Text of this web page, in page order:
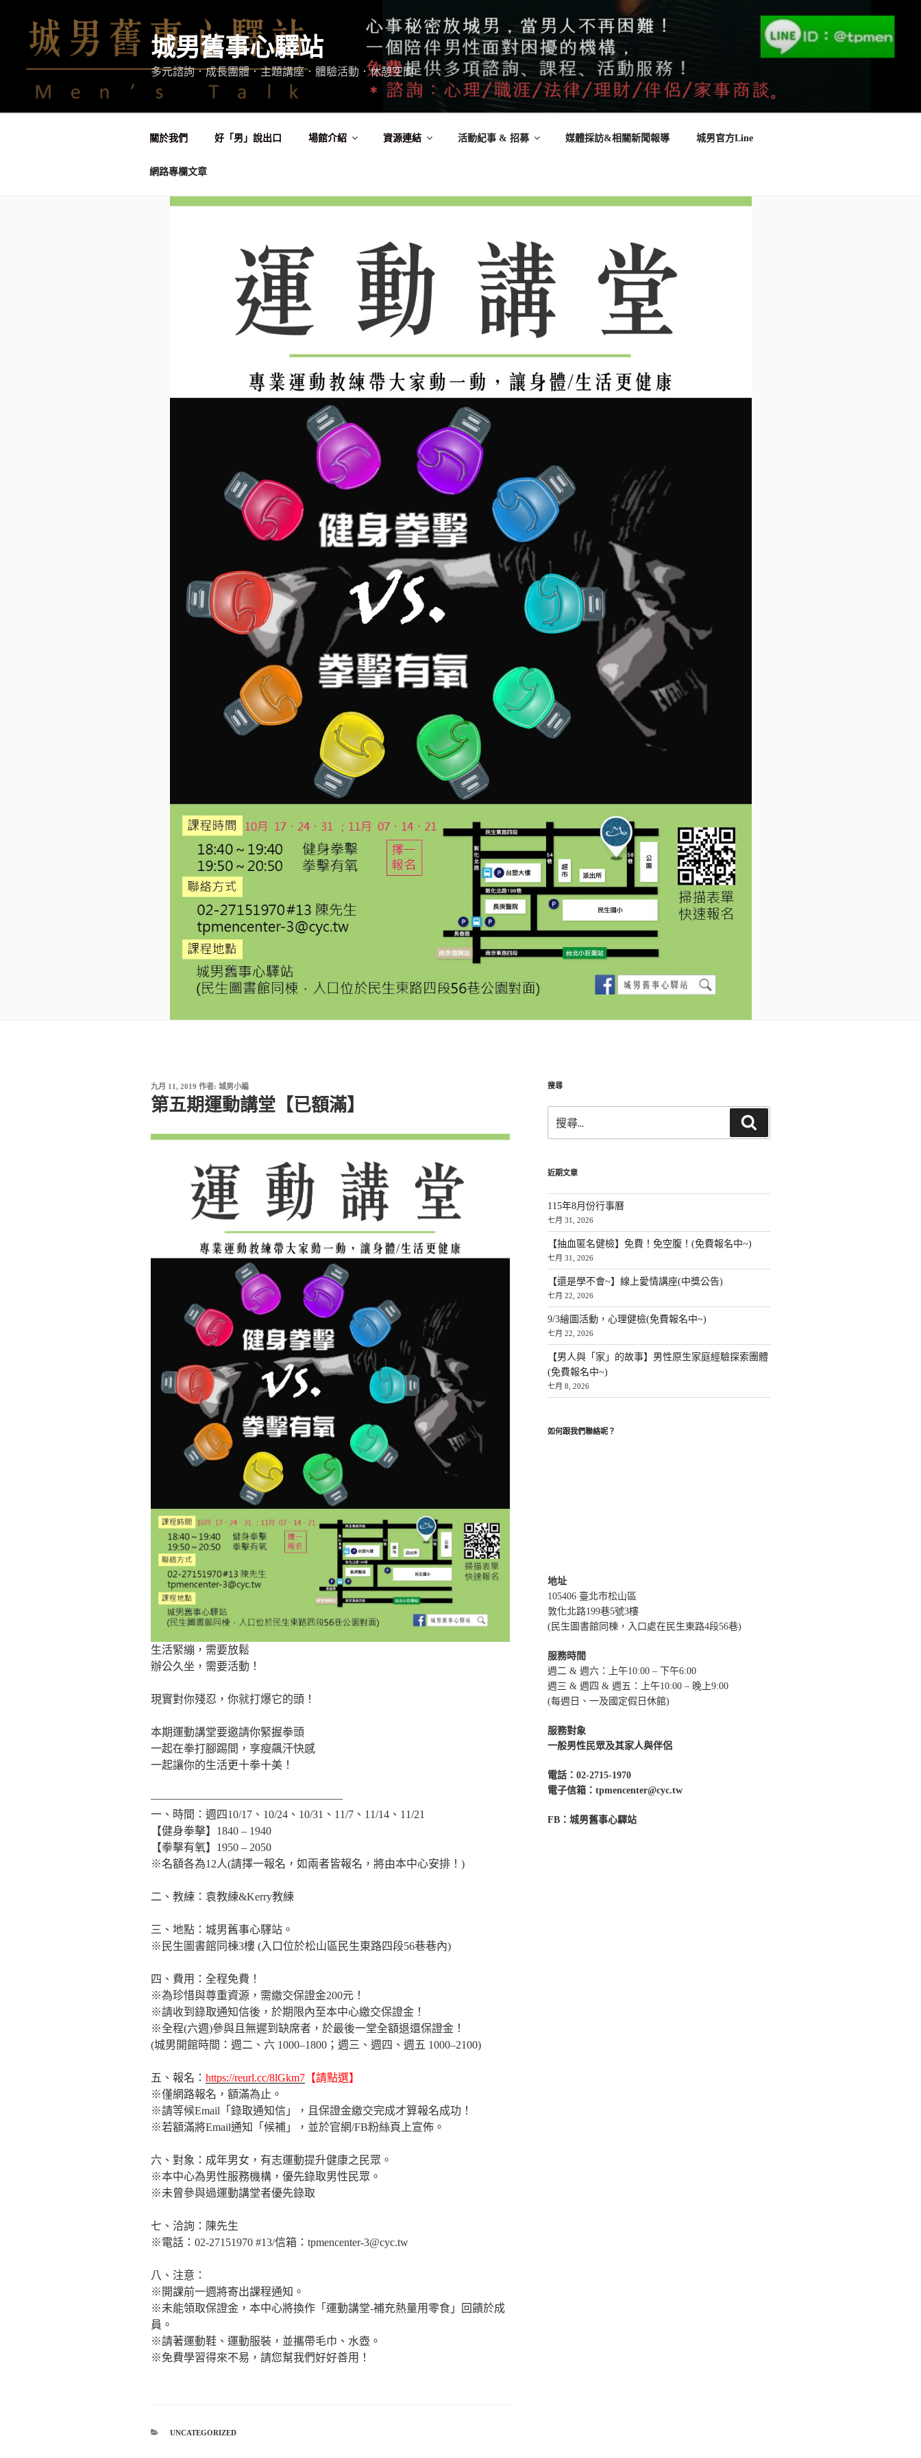
城男舊事心驛站
多元諮詢．成長團體．主題講座．體驗活動．休憩空間
關於我們 好「男」說出口 場館介紹 資源連結 活動紀事 & 招募 媒體採訪&相關新聞報導 城男官方Line
網路專欄文章
發
佈
於
九月 11, 2019 作者: 城男小編
第五期運動講堂【已額滿】
生活緊繃，需要放鬆
辦公久坐，需要活動！
現實對你殘忍，你就打爆它的頭！
本期運動講堂要邀請你緊握拳頭
一起在拳打腳踢間，享瘦飆汗快感
一起讓你的生活更十拳十美！
—————————————————–
一、時間：週四10/17、10/24、10/31、11/7、11/14、11/21
【健身拳擊】1840 – 1940
【拳擊有氧】1950 – 2050
※名額各為12人(請擇一報名，如兩者皆報名，將由本中心安排！)
二、教練：袁教練&Kerry教練
三、地點：城男舊事心驛站。
※民生圖書館同棟3樓 (入口位於松山區民生東路四段56巷巷內)
四、費用：全程免費！
※為珍惜與尊重資源，需繳交保證金200元！
※請收到錄取通知信後，於期限內至本中心繳交保證金！
※全程(六週)參與且無遲到缺席者，於最後一堂全額退還保證金！
(城男開館時間：週二、六 1000–1800；週三、週四、週五 1000–2100)
五、報名： https://reurl.cc/8lGkm7 【請點選】
※僅網路報名，額滿為止。
※請等候Email「錄取通知信」，且保證金繳交完成才算報名成功！
※若額滿將Email通知「候補」，並於官網/FB粉絲頁上宣佈。
六、對象：成年男女，有志運動提升健康之民眾。
※本中心為男性服務機構，優先錄取男性民眾。
※未曾參與過運動講堂者優先錄取
七、洽詢：陳先生
※電話：02-27151970 #13/信箱：tpmencenter-3@cyc.tw
八、注意：
※開課前一週將寄出課程通知。
※未能領取保證金，本中心將換作「運動講堂-補充熱量用零食」回饋於成
員。
※請著運動鞋、運動服裝，並攜帶毛巾、水壺。
※免費學習得來不易，請您幫我們好好善用！
分
UNCATEGORIZED
搜尋
尋:
尋
近期文章
115年8月份行事曆
七月 31, 2026
【抽血匿名健檢】免費！免空腹！(免費報名中~)
七月 31, 2026
【還是學不會~】線上愛情講座(中獎公告)
七月 22, 2026
9/3繪圖活動，心理健檢(免費報名中~)
七月 22, 2026
【男人與「家」的故事】男性原生家庭經驗探索團體
(免費報名中~)
七月 8, 2026
如何跟我們聯絡呢？
地址
105406 臺北市松山區
敦化北路199巷5號3樓
(民生圖書館同棟，入口處在民生東路4段56巷)
服務時間
週二 & 週六：上午10:00 – 下午6:00
週三 & 週四 & 週五：上午10:00 – 晚上9:00
(每週日、一及國定假日休館)
服務對象
一般男性民眾及其家人與伴侶
電話：02-2715-1970
電子信箱：tpmencenter@cyc.tw
FB：城男舊事心驛站